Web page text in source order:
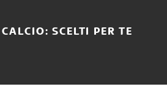
CALCIO: SCELTI PER TE